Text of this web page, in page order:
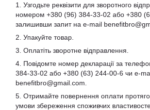
1. Узгодьте реквізити для зворотного
номером +380 (96) 384-33-02 або +380
залишивши запит на e-mail
2. Упакуйте товар.
3. Оплатіть зворотне відправлення.
4. Повідомте номер декларації за
384-33-02 або +380 (63) 244-00-6 чи e-
benefitbro@gmail.com
5. Отримайте повернення оплати
умови збереження споживчих